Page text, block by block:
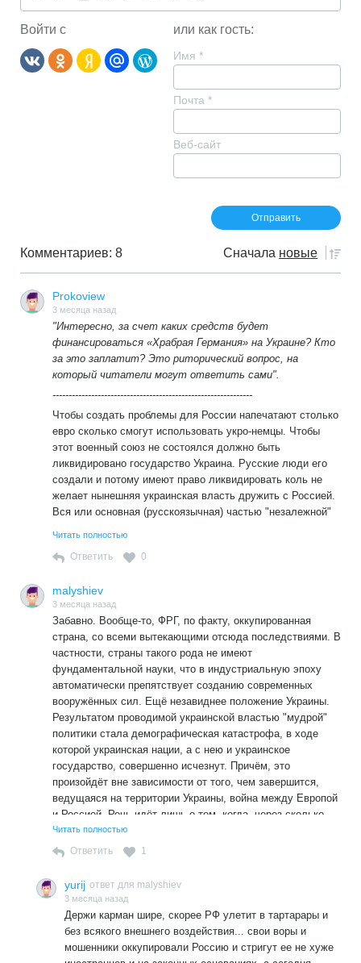
Войти с или как гость:
Имя *
Почта *
Веб-сайт
Комментариев: 8 Сначала новые
Prokoview
3 месяца назад
"Интересно, за счет каких средств будет
финансироваться «Храбрая Германия» на Украине? Кто
за это заплатит? Это риторический вопрос, на
который читатели могут ответить сами".
--------------------------------------------------------------
Чтобы создать проблемы для России напечатают столько
евро сколько смогут использовать укро-немцы. Чтобы
этот военный союз не состоялся должно быть
ликвидировано государство Украина. Русские люди его
создали и потому имеют право ликвидировать коль не
желает нынешняя украинская власть дружить с Россией.
Вся или основная (русскоязычная) частью "незалежной"
Читать полностью
Ответить 0
malyshiev
3 месяца назад
Забавно. Вообще-то, ФРГ, по факту, оккупированная
страна, со всеми вытекающими отсюда последствиями. В
частности, страны такого рода не имеют
фундаментальной науки, что в индустриальную эпоху
автоматически препятствует созданию современных
вооружённых сил. Ещё незавиднее положение Украины.
Результатом проводимой украинской властью "мудрой"
политики стала демографическая катастрофа, в ходе
которой украинская нации, а с нею и украинское
государство, совершенно исчезнут. Причём, это
произойдёт вне зависимости от того, чем завершится,
ведущаяся на территории Украины, война между Европой
и Россией. Речь идёт лишь о том, когда, через сколько
лет - 25, 50 или 70 - современная Украина превратится в
чисто географическую местность. И если военный союз
это означает только одно - что у Европы совсем нет
будущего.
Читать полностью
Ответить 1
yurij ответ для malyshiev
3 месяца назад
Держи карман шире, скорее РФ улетит в тартарары и
без всякого внешнего воздействия... свои воры и
мошенники оккупировали Россию и стригут ее не хуже